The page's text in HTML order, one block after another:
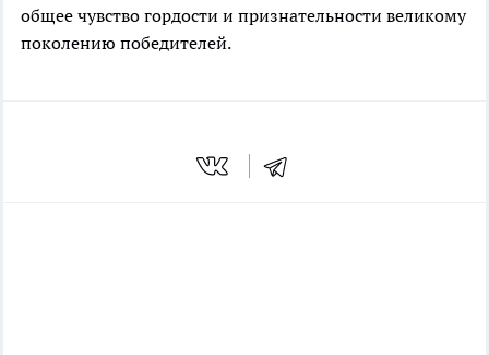
общее чувство гордости и признательности великому
поколению победителей.